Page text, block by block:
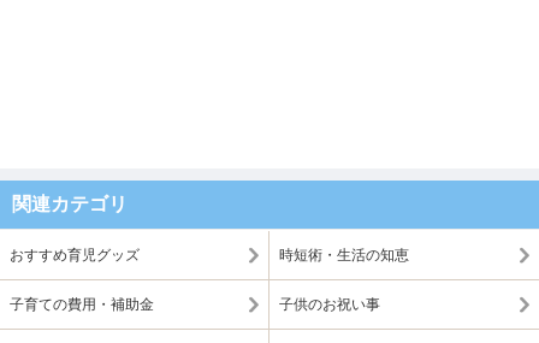
関連カテゴリ
おすすめ育児グッズ 時短術・生活の知恵
子育ての費用・補助金 子供のお祝い事